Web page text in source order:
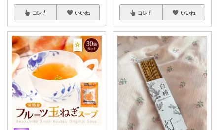
コレ いいね コレ いいね